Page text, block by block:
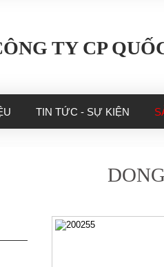
TY CP
TIN TỨC - SỰ KIỆN